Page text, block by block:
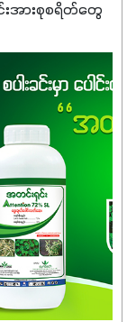
းအားစုစရိတ်တွေ
ကို လျှော့ချပြီး
ြေမှာနော် ✔️ဒါ
စေမယ့်
ေကိုပဲ ရွေးချယ်